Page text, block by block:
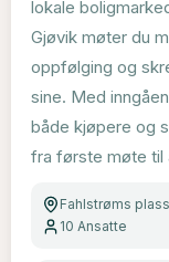
lokale
Gjøvik møter du
oppfølging og
sine. Med
både kjøpere og
fra første møte til
Fahlstrøms
10 Ansatte